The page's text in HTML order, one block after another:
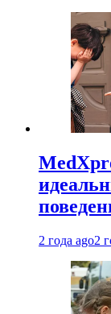
2 года ago2